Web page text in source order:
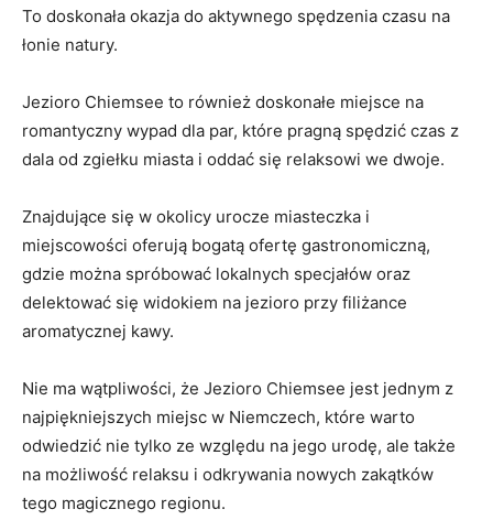
To doskonała okazja do aktywnego spędzenia czasu na
łonie natury.
Jezioro Chiemsee to również doskonałe⁤ miejsce na
romantyczny wypad dla par, ‍które pragną spędzić czas z
dala od zgiełku miasta‍ i oddać się relaksowi ⁣we dwoje.
Znajdujące się w okolicy urocze miasteczka i
miejscowości oferują‍ bogatą‍ ofertę gastronomiczną,
gdzie można spróbować lokalnych specjałów oraz
delektować się widokiem na ‌jezioro przy filiżance
aromatycznej kawy.
Nie ma wątpliwości, że Jezioro Chiemsee jest jednym z
najpiękniejszych miejsc w Niemczech, które warto
odwiedzić nie tylko ze względu na jego urodę, ale także
na możliwość relaksu i odkrywania nowych zakątków
tego magicznego regionu.